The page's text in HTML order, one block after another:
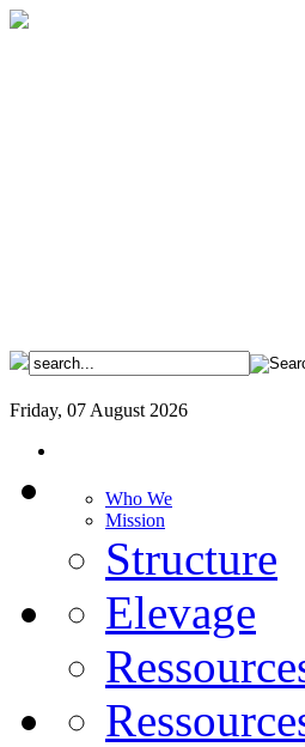
Friday, 07 August 2026
Who We
Mission
Structure
Elevage